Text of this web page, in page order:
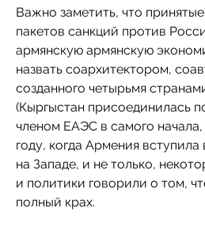
Важно заметить, что
пакетов санкций против
армянскую армянскую
назвать соархитектором,
созданного четырьмя
(Кыргыстан присоединилась
членом ЕАЭС в самого начала,
году, когда Армения
на Западе, и не только,
и политики говорили о том,
полный крах.